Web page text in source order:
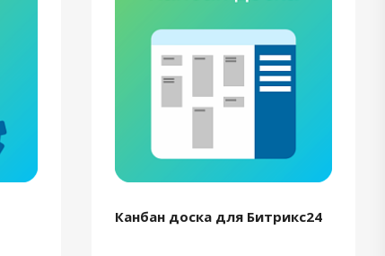
Канбан доска для Битрикс24